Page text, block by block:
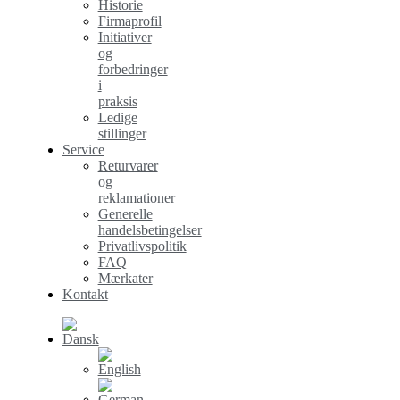
Historie
Firmaprofil
Initiativer
og
forbedringer
i
praksis
Ledige
stillinger
Service
Returvarer
og
reklamationer
Generelle
handelsbetingelser
Privatlivspolitik
FAQ
Mærkater
Kontakt